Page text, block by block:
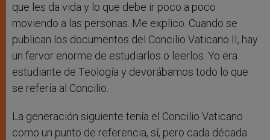
que les da vida y lo que debe ir poco a poco
moviendo a las personas. Me explico. Cuando se
publican los documentos del Concilio Vaticano II, hay
un fervor enorme de estudiarlos o leerlos. Yo era
estudiante de Teología y devorábamos todo lo que
se refería al Concilio.
La generación siguiente tenía el Concilio Vaticano
como un punto de referencia, sí, pero cada década